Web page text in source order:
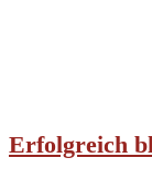
Erfolgreich